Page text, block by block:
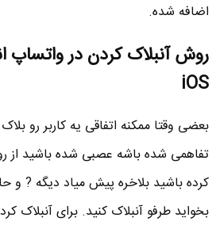
اضافه شده.
روش آنبلاک کردن در واتساپ
iOS
بعضی وقتا ممکنه اتفاقی یه کاربر رو
تفاهمی شده باشه عصبی شده باشید از
کرده باشید بلاخره پیش میاد دیگه ? و
بخواید طرفو آنبلاک کنید. برای آنبلاک